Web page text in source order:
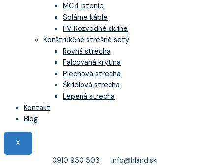
MC4 Istenie
Solárne káble
FV Rozvodné skrine
Konštrukčné strešné sety
Rovná strecha
Falcovaná krytina
Plechová strecha
Škridlová strecha
Lepená strecha
Kontakt
Blog
X
0910 930 303
info@hland.sk